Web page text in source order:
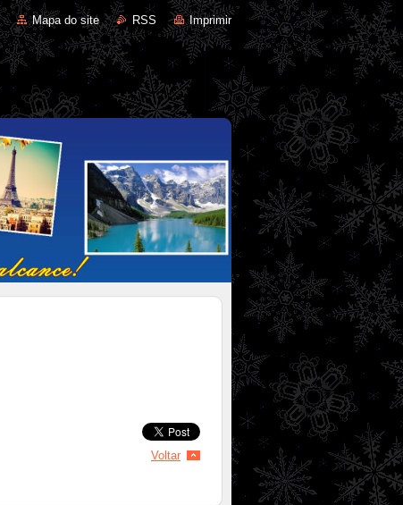
Mapa do site RSS Imprimir
Voltar